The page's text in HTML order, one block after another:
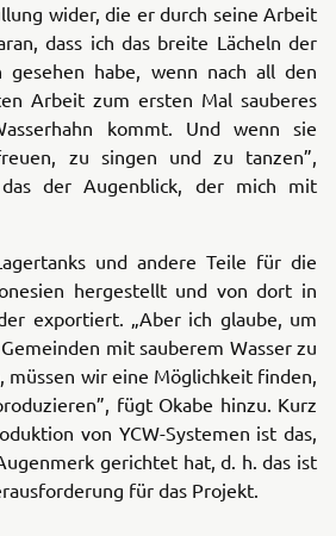
wider, die er durch seine Arbeit
dass ich das breite Lächeln der
gesehen habe, wenn nach all den
Arbeit zum ersten Mal sauberes
kommt. Und wenn sie
zu singen und zu tanzen”,
der Augenblick, der mich mit
und andere Teile für die
hergestellt und von dort in
exportiert. „Aber ich glaube, um
mit sauberem Wasser zu
müssen wir eine Möglichkeit finden,
fügt Okabe hinzu. Kurz
von YCW-Systemen ist das,
gerichtet hat, d. h. das ist
für das Projekt.